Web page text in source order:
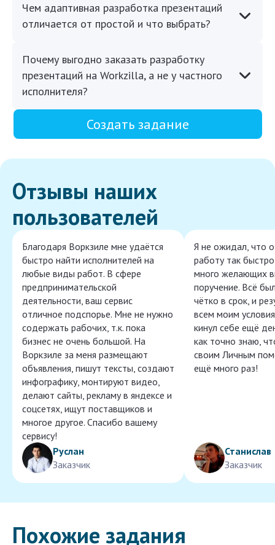
Чем адаптивная разработка презентаций
отличается от простой и что выбрать?
Почему выгодно заказать разработку
презентаций на Workzilla, а не у частного
исполнителя?
Создать задание
Отзывы наших
пользователей
Благодаря Воркзиле мне удаётся
быстро найти исполнителей на
любые виды работ. В сфере
предпринимательской
деятельности, ваш сервис
отличное подспорье. Мне не нужно
содержать рабочих, т.к. пока
бизнес не очень большой. На
Воркзиле за меня размещают
объявления, пишут тексты, создают
инфографику, монтируют видео,
делают сайты, рекламу в яндексе и
соцсетях, ищут поставщиков и
многое другое. Спасибо вашему
сервису!
Руслан
Заказчик
Я не ожидал, что
работу так
много желающих
поручение. Всё
чётко в срок, и
всем моим
кинул себе ещё
как точно знаю,
своим Личным
ещё много раз!
Станислав
Заказчик
Похожие задания